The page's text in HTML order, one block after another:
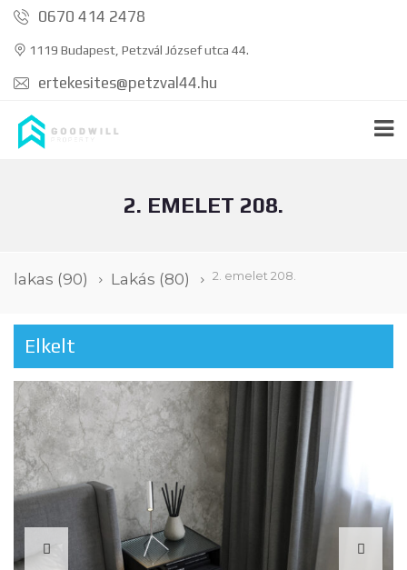
0670 414 2478
1119 Budapest, Petzvál József utca 44.
ertekesites@petzval44.hu
2. EMELET 208.
lakas (90) Lakás (80) 2. emelet 208.
Elkelt